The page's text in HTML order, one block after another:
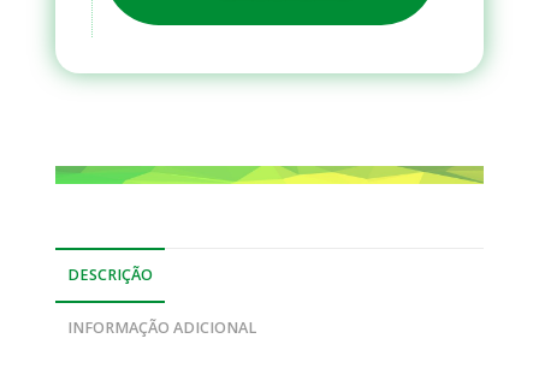
DESCRIÇÃO
INFORMAÇÃO ADICIONAL